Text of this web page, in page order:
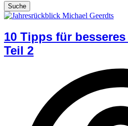
Suche
10 Tipps für
Teil 2